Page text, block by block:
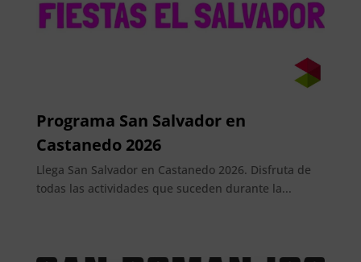
Programa San Salvador en
Castanedo 2026
Llega San Salvador en Castanedo 2026. Disfruta de
todas las actividades que suceden durante la...